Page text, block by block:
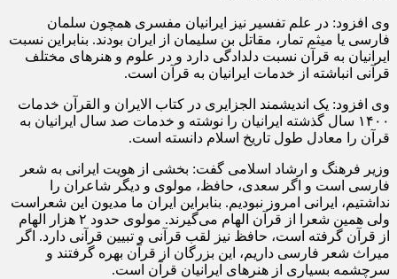
وی افزود: در علم تفسیر نیز ایرانیان مفسری همچون سلمان
فارسی یا میثم تمار، مقاتل بن سلیمان از ایران بودند. بنابراین نسبت
ایرانیان به قرآن نسبت دلدادگی دارد و در علوم و هنرهای مختلف
قرآنی انباشته از خدمات ایرانیان به قرآن است.
وی افزود: یک اندیشمند الجزایری در کتاب الایران و القرآن خدمات
۱۴۰۰ سال گذشته ایرانیان را نوشته و خدمات صد سال ایرانیان به
قرآن را معادل طول تاریخ اسلام دانسته است.
وزیر فرهنگ و ارشاد اسلامی گفت: بخشی از هویت ایرانی به شعر
فارسی است و اگر سعدی، حافظ، مولوی و دیگر شاعران را
نداشتیم، ایرانی امروز نبودیم. بنابراین ایران ما مدیون این شعراست
ولی همین شعرا از قرآن الهام می‌گیرند. مولوی حدود ۲ هزار الهام
از قرآن گرفته است، حافظ نیز لقب قرآنی و تبیین قرآنی دارد. اگر
میراث شعر فارسی داریم، این بزرگان از قرآن بهره گرفتند و
سرچشمه بسیاری از هنرهای ایرانیان قرآن است.